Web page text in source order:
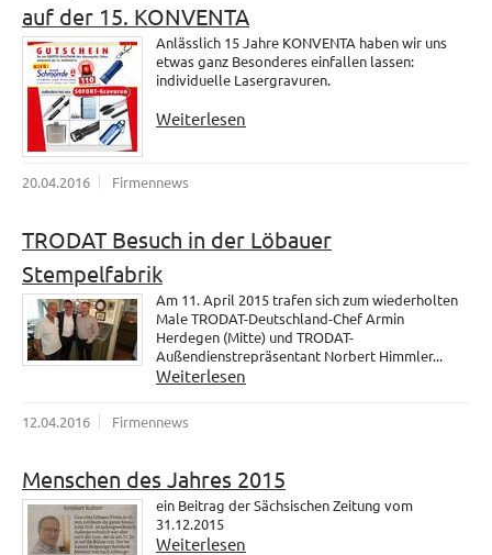
auf der 15. KONVENTA
Anlässlich 15 Jahre KONVENTA haben wir uns
etwas ganz Besonderes einfallen lassen:
individuelle Lasergravuren.
Weiterlesen
20.04.2016 Firmennews
TRODAT Besuch in der Löbauer
Stempelfabrik
Am 11. April 2015 trafen sich zum wiederholten
Male TRODAT-Deutschland-Chef Armin
Herdegen (Mitte) und TRODAT-
Außendienstrepräsentant Norbert Himmler...
Weiterlesen
12.04.2016 Firmennews
Menschen des Jahres 2015
ein Beitrag der Sächsischen Zeitung vom
31.12.2015
Weiterlesen